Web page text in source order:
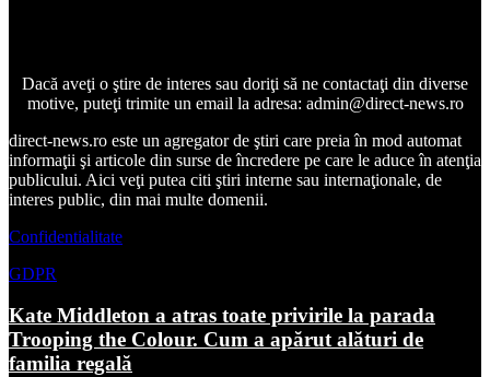
Dacă aveţi o ştire de interes sau doriţi să ne contactaţi din diverse
motive, puteţi trimite un email la adresa: admin@direct-news.ro
direct-news.ro este un agregator de ştiri care preia în mod automat
informaţii şi articole din surse de încredere pe care le aduce în atenţia
publicului. Aici veţi putea citi ştiri interne sau internaţionale, de
interes public, din mai multe domenii.
Confidentialitate
GDPR
Kate Middleton a atras toate privirile la parada
Trooping the Colour. Cum a apărut alături de
familia regală